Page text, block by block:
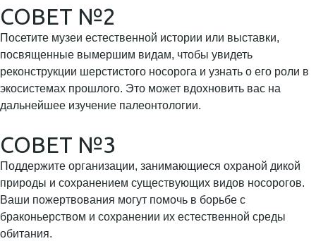
СОВЕТ №2
Посетите музеи естественной истории или выставки,
посвященные вымершим видам, чтобы увидеть
реконструкции шерстистого носорога и узнать о его роли в
экосистемах прошлого. Это может вдохновить вас на
дальнейшее изучение палеонтологии.
СОВЕТ №3
Поддержите организации, занимающиеся охраной дикой
природы и сохранением существующих видов носорогов.
Ваши пожертвования могут помочь в борьбе с
браконьерством и сохранении их естественной среды
обитания.